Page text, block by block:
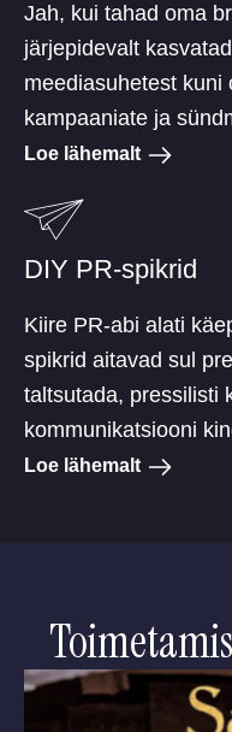
Jah, kui tahad oma
järjepidevalt
meediasuhetest kuni
kampaaniate ja
Loe lähemalt
DIY PR-spikrid
Kiire PR-abi alati
spikrid aitavad sul
taltsutada, pressilisti
kommunikatsiooni
Loe lähemalt